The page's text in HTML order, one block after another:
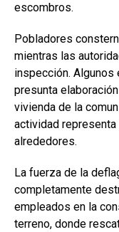
escombros.
Pobladores
mientras las
inspección. Algunos
presunta
vivienda de la
actividad
alrededores.
La fuerza de la
completamente
empleados en la
terreno, donde